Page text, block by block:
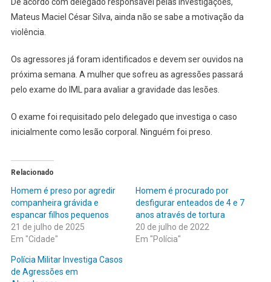
De acordo com delegado responsável pelas investigações,
Mateus Maciel César Silva, ainda não se sabe a motivação da
violência.
Os agressores já foram identificados e devem ser ouvidos na
próxima semana. A mulher que sofreu as agressões passará
pelo exame do IML para avaliar a gravidade das lesões.
O exame foi requisitado pelo delegado que investiga o caso
inicialmente como lesão corporal. Ninguém foi preso.
Relacionado
Homem é preso por agredir
companheira grávida e
espancar filhos pequenos
21 de julho de 2025
Em "Cidade"
Homem é procurado por
desfigurar enteados de 4 e 7
anos através de tortura
20 de julho de 2022
Em "Polícia"
Polícia Militar Investiga Casos
de Agressões em